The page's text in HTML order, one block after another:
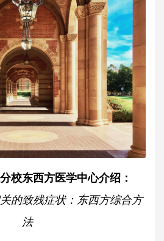
校东西方医学中心介绍：
的致残症状：东西方综合方
法